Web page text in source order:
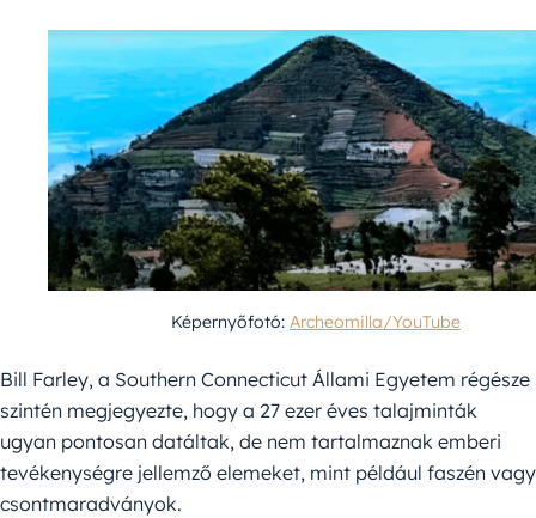
Képernyőfotó: Archeomilla/YouTube
Bill Farley, a Southern Connecticut Állami Egyetem régésze
szintén megjegyezte, hogy a 27 ezer éves talajminták
ugyan pontosan datáltak, de nem tartalmaznak emberi
tevékenységre jellemző elemeket, mint például faszén vagy
csontmaradványok.